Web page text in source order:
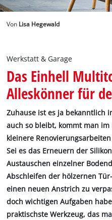
Deutsch
DEDeutsch
Von Lisa Hegewald
Werkstatt & Garage
Das Einhell
Alleskönner für
Zuhause ist es ja bekanntlich
auch so bleibt, kommt man
kleinere
Sei es das Erneuern der
Austauschen einzelner
Abschleifen der hölzernen
einen neuen Anstrich zu
doch wichtigen Aufgaben
praktischste Werkzeug, das